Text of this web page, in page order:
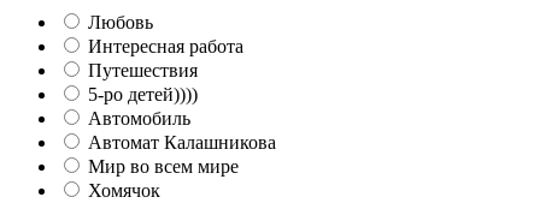
Любовь
Интересная работа
Путешествия
5-ро детей))))
Автомобиль
Автомат Калашникова
Мир во всем мире
Хомячок